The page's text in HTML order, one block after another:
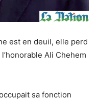
est en deuil, elle perd
Ali Chehem
sa fonction